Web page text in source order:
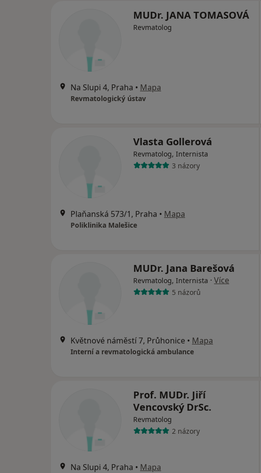
MUDr. JANA TOMASOVÁ
Revmatolog
Na Slupi 4, Praha • Mapa
Revmatologický ústav
Vlasta Gollerová
Revmatolog, Internista
3 názory
Plaňanská 573/1, Praha • Mapa
Poliklinika Malešice
MUDr. Jana Barešová
Revmatolog, Internista · Více
5 názorů
Květnové náměstí 7, Průhonice • Mapa
Interní a revmatologická ambulance
Prof. MUDr. Jiří
Vencovský DrSc.
Revmatolog
2 názory
Na Slupi 4, Praha • Mapa